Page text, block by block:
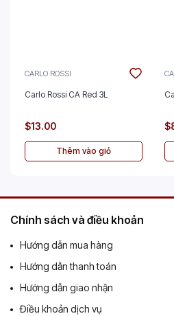
CARLO ROSSI
Carlo Rossi CA Red 3L
$13.00
Thêm vào giỏ
Chính sách và điều khoản
Hướng dẫn mua hàng
Hướng dẫn thanh toán
Hướng dẫn giao nhận
Điều khoản dịch vụ